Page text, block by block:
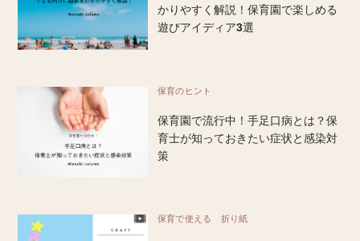
かりやすく解説！保育園で楽しめる
遊びアイディア3選
保育のヒント
保育園で流行中！手足口病とは？保
育士が知っておきたい症状と感染対
策
保育で使える 折り紙